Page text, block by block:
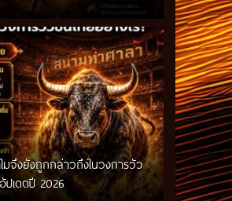
จึงยังถูกกล่าวถึงในวงการวัว
เดตปี 2026
การแข่งขันดั้งเดิมที่สืบทอด
เดตปี 2026